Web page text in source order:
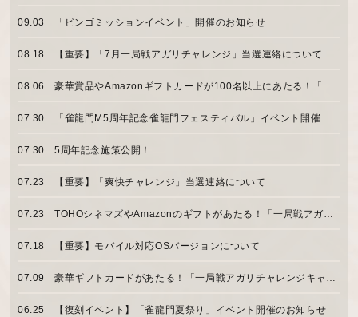
09.03 「ビンゴミッションイベント」開催のお知らせ
08.18 【重要】「7月一局戦アガリチャレンジ」当選連絡について
08.06 豪華賞品やAmazonギフトカードが100名以上にあたる！「5周年感謝祭」開催のお知らせ
07.30 「雀龍門M5周年記念雀龍門フェスティバル」イベント開催のお知らせ
07.30 5周年記念施策公開！
07.23 【重要】「爽快チャレンジ」当選連絡について
07.23 TOHOシネマズやAmazonのギフトがあたる！「一局戦アガリチャレンジキャンペーン【後半】」開催のお知らせ
07.18 【重要】モバイル対応OSバージョンについて
07.09 豪華ギフトカードがあたる！「一局戦アガリチャレンジキャンペーン【前半】」開催のお知らせ
06.25 【復刻イベント】「雀龍門夏祭り」イベント開催のお知らせ